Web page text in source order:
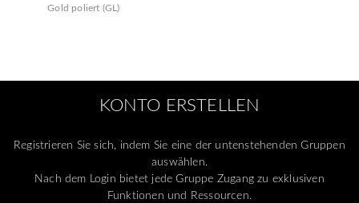
Gold poliert (GL)
KONTO ERSTELLEN
Registrieren Sie sich, indem Sie eine der untenstehenden Gruppen
auswählen.
Nach dem Login bietet jede Gruppe Zugang zu exklusiven
Funktionen und Ressourcen.